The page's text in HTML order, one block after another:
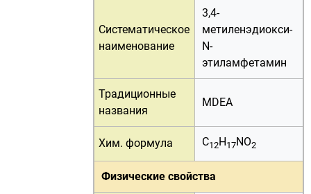
Систематическое
наименование
3,4-
метиленэдиокси-
N-
этиламфетамин
Традиционные
названия
MDEA
Хим. формула C12H17NO2
Физические свойства